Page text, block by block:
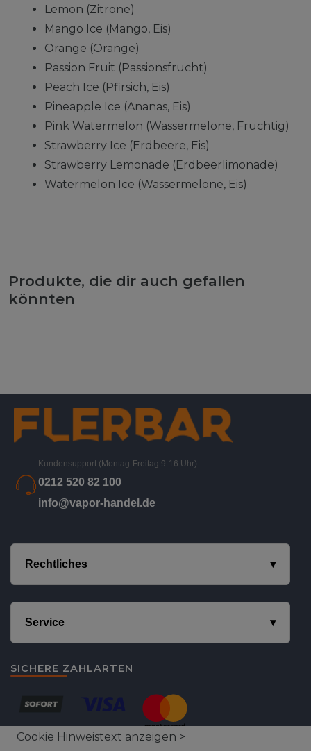
Lemon (Zitrone)
Mango Ice (Mango, Eis)
Orange (Orange)
Passion Fruit (Passionsfrucht)
Peach Ice (Pfirsich, Eis)
Pineapple Ice (Ananas, Eis)
Pink Watermelon (Wassermelone, Fruchtig)
Strawberry Ice (Erdbeere, Eis)
Strawberry Lemonade (Erdbeerlimonade)
Watermelon Ice (Wassermelone, Eis)
Produkte, die dir auch gefallen
könnten
Kundensupport (Montag-Freitag 9-16 Uhr)
0212 520 82 100
info@vapor-handel.de
Rechtliches
Service
SICHERE ZAHLARTEN
Cookie Hinweistext anzeigen >